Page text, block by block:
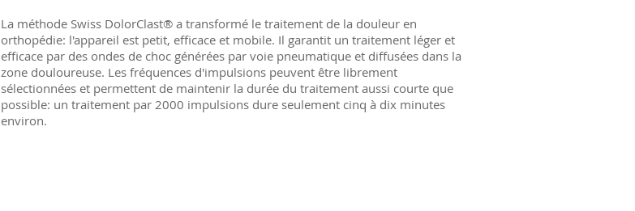
La méthode Swiss DolorClast® a transformé le traitement de la douleur en
orthopédie: l'appareil est petit, efficace et mobile. Il garantit un traitement léger et
efficace par des ondes de choc générées par voie pneumatique et diffusées dans la
zone douloureuse. Les fréquences d'impulsions peuvent être librement
sélectionnées et permettent de maintenir la durée du traitement aussi courte que
possible: un traitement par 2000 impulsions dure seulement cinq à dix minutes
environ.